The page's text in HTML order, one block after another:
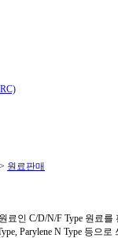
> 원료판매
료인 C/D/N/F Type 원료를
Parylene N Type 등으